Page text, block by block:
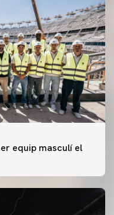
equip masculí el